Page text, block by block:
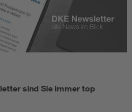
sind Sie immer top